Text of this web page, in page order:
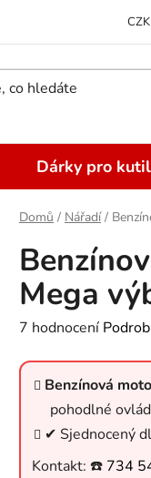
Odstoupení od kupní CZK
Dárky pro
Domů / Nářadí /
Mega
Průměrné
produktu
3,6
7 hodnocení
Benzínová
pohodlné
✔ Sjednocený
Kontakt: ☎️ 734